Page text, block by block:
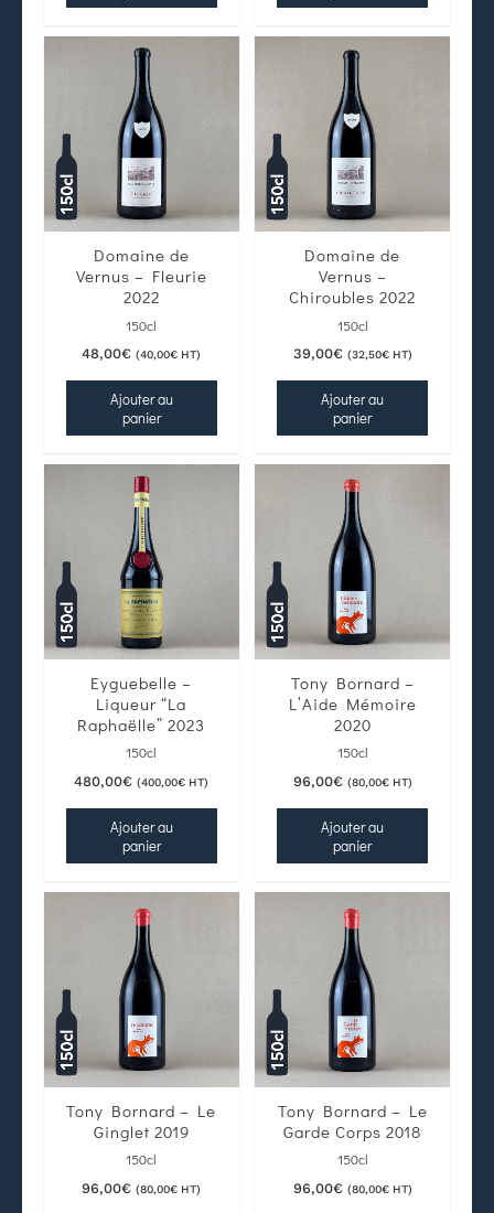
Domaine de
Vernus – Fleurie
2022
150cl
48,00€ (40,00€ HT)
Ajouter au
panier
Domaine de
Vernus –
Chiroubles 2022
150cl
39,00€ (32,50€HT)
Ajouter au
panier
Eyguebelle –
Liqueur “La
Raphaëlle” 2023
150cl
480,00€ (400,00€ HT)
Ajouter au
panier
Tony Bornard –
L’Aide Mémoire
2020
150cl
96,00€ (80,00€HT)
Ajouter au
panier
Tony Bornard – Le
Ginglet 2019
150cl
96,00€ (80,00€ HT)
Tony Bornard – Le
Garde Corps 2018
150cl
96,00€ (80,00€HT)